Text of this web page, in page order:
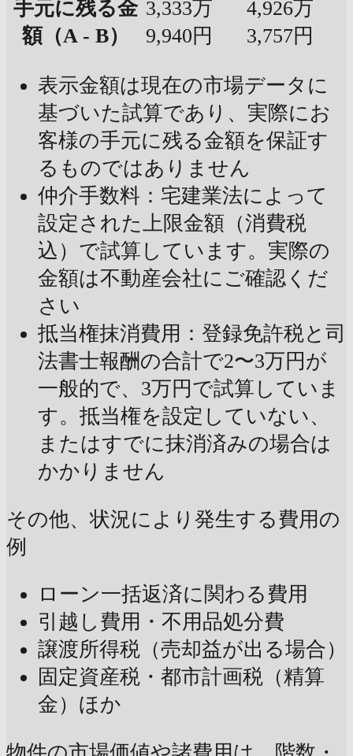
手元に残る金
額（A - B）
3,333万
9,940円
4,926万
3,757円
表示金額は現在の市場データに
基づいた試算であり、実際にお
客様の手元に残る金額を保証す
るものではありません
仲介手数料：宅建業法によって
設定された上限金額（消費税
込）で試算しています。実際の
金額は不動産会社にご確認くだ
さい
抵当権抹消費用：登録免許税と司
法書士報酬の合計で2〜3万円が
一般的で、3万円で試算していま
す。抵当権を設定していない、
またはすでに抹消済みの場合は
かかりません
その他、状況により発生する費用の
例
ローン一括返済に関わる費用
引越し費用・不用品処分費
譲渡所得税（売却益が出る場合）
固定資産税・都市計画税（精算
金）ほか